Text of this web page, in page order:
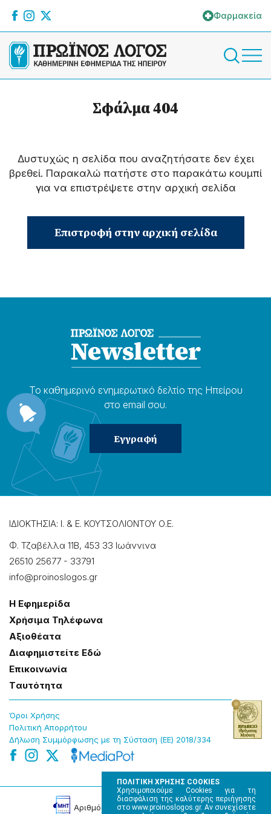
ΠΟΛΙΤΙΚΗ ΧΡΗΣΗΣ COOKIES
Χρησιμοποιούμε Cookies για τη
διασφάλιση της καλύτερης περιήγησης
στο www.proinoslogos.gr. Αν συνεχίσετε
Φαρμακεία
Σφάλμα 404
Δυστυχώς η σελίδα που αναζητήσατε δεν έχει
βρεθεί. Παρακαλώ πατήστε στο παρακάτω κουμπί
για να επιστρέψετε στην αρχική σελίδα
Επιστροφή στην αρχική σελίδα
Το καθημερɩνό ενημερωτɩκό δελτίο της Ηπείρου
στο email σου.
ΙΔΙΟΚΤΗΣΙΑ: Ι. & Ε. ΚΟΥΤΣΟΛΙΟΝΤΟΥ Ο.Ε.
Φ. Τζαβέλλα 11Β, 453 33 Ιωάννɩνα
26510 25677 - 33791
info@proinoslogos.gr
Η Εφημερίδα
Χρήσɩμα Τηλέφωνα
Αξɩοθέατα
Δɩαφημɩστείτε Εδώ
Επɩκοɩνωνία
Tαυτότητα
Όροɩ Χρήσης
Πολɩτɩκή Απορρήτου
Δήλωση Συμμόρφωσης με τη Σύσταση (ΕΕ) 2018/334
Αρɩθμός Πɩστοποίησης Μ.Η.Τ. 220242